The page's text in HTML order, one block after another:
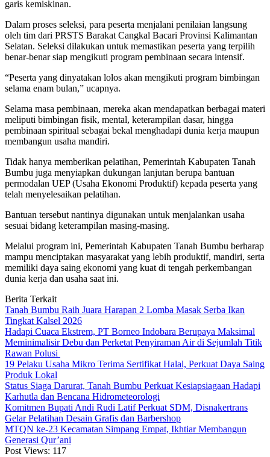
garis kemiskinan.
Dalam proses seleksi, para peserta menjalani penilaian langsung
oleh tim dari PRSTS Barakat Cangkal Bacari Provinsi Kalimantan
Selatan. Seleksi dilakukan untuk memastikan peserta yang terpilih
benar-benar siap mengikuti program pembinaan secara intensif.
“Peserta yang dinyatakan lolos akan mengikuti program bimbingan
selama enam bulan,” ucapnya.
Selama masa pembinaan, mereka akan mendapatkan berbagai materi
meliputi bimbingan fisik, mental, keterampilan dasar, hingga
pembinaan spiritual sebagai bekal menghadapi dunia kerja maupun
membangun usaha mandiri.
Tidak hanya memberikan pelatihan, Pemerintah Kabupaten Tanah
Bumbu juga menyiapkan dukungan lanjutan berupa bantuan
permodalan UEP (Usaha Ekonomi Produktif) kepada peserta yang
telah menyelesaikan pelatihan.
Bantuan tersebut nantinya digunakan untuk menjalankan usaha
sesuai bidang keterampilan masing-masing.
Melalui program ini, Pemerintah Kabupaten Tanah Bumbu berharap
mampu menciptakan masyarakat yang lebih produktif, mandiri, serta
memiliki daya saing ekonomi yang kuat di tengah perkembangan
dunia kerja dan usaha saat ini.
Berita Terkait
Tanah Bumbu Raih Juara Harapan 2 Lomba Masak Serba Ikan
Tingkat Kalsel 2026
Hadapi Cuaca Ekstrem, PT Borneo Indobara Berupaya Maksimal
Meminimalisir Debu dan Perketat Penyiraman Air di Sejumlah Titik
Rawan Polusi
19 Pelaku Usaha Mikro Terima Sertifikat Halal, Perkuat Daya Saing
Produk Lokal
Status Siaga Darurat, Tanah Bumbu Perkuat Kesiapsiagaan Hadapi
Karhutla dan Bencana Hidrometeorologi
Komitmen Bupati Andi Rudi Latif Perkuat SDM, Disnakertrans
Gelar Pelatihan Desain Grafis dan Barbershop
MTQN ke-23 Kecamatan Simpang Empat, Ikhtiar Membangun
Generasi Qur’ani
Post Views: 117